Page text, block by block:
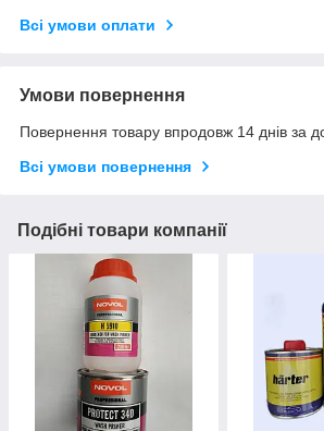
Всі умови оплати
Умови повернення
Повернення товару впродовж 14 днів за
Всі умови повернення
Подібні товари компанії